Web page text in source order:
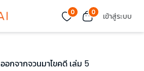
0 0 เข้าสู่ระบบ
ออกจากจวนมาไขคดี เล่ม 5